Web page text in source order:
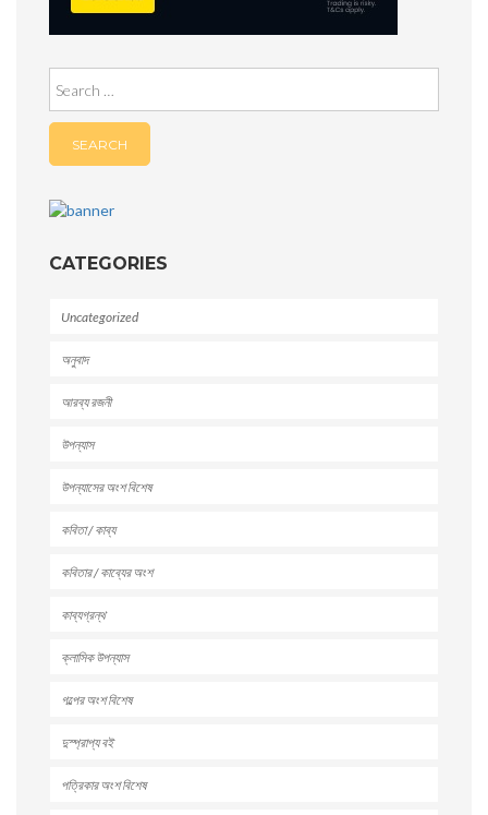
for:
CATEGORIES
Uncategorized
অনুবাদ
আরব্য রজনী
উপন্যাস
উপন্যাসের অংশ বিশেষ
কবিতা / কাব্য
কবিতার / কাব্যের অংশ
কাব্যগ্রন্থ
ক্লাসিক উপন্যাস
গল্পের অংশ বিশেষ
দুস্প্রাপ্য বই
পত্রিকার অংশ বিশেষ